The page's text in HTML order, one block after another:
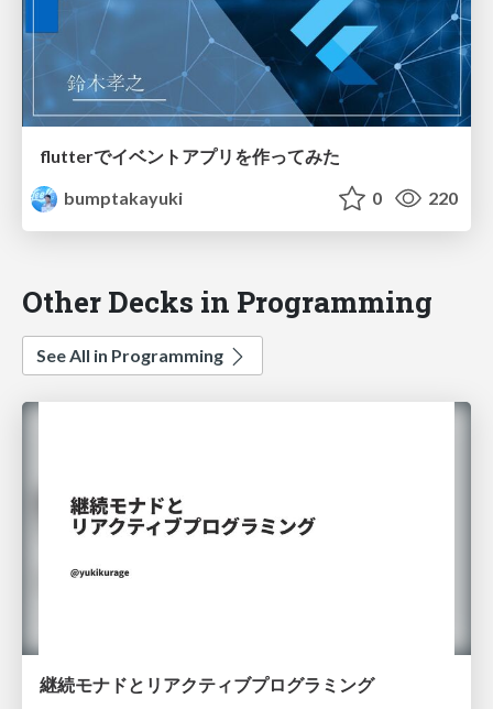
flutterでイベントアプリを作ってみた
bumptakayuki
0 220
Other Decks in Programming
See All in Programming
継続モナドとリアクティブプログラミング